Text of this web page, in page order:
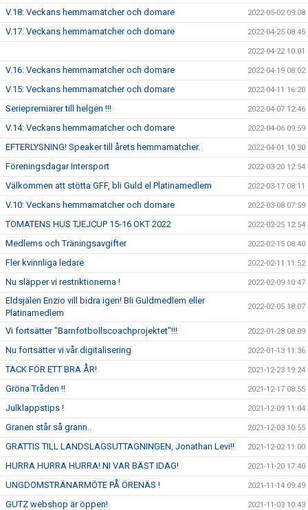
V.18: Veckans hemmamatcher och domare 2022-05-02 09:08
V.17: Veckans hemmamatcher och domare 2022-04-25 08:45
2022-04-22 10:01
V.16: Veckans hemmamatcher och domare 2022-04-19 08:02
V.15: Veckans hemmamatcher och domare 2022-04-11 16:20
Seriepremiärer till helgen !!! 2022-04-07 12:46
V.14: Veckans hemmamatcher och domare 2022-04-06 09:59
EFTERLYSNING! Speaker till årets hemmamatcher. 2022-04-01 10:30
Föreningsdagar Intersport 2022-03-20 12:54
Välkommen att stötta GFF, bli Guld el Platinamedlem 2022-03-17 08:11
V.10: Veckans hemmamatcher och domare 2022-03-08 07:59
TOMATENS HUS TJEJCUP 15-16 OKT 2022 2022-02-25 12:54
Medlems och Träningsavgifter 2022-02-15 08:40
Fler kvinnliga ledare 2022-02-11 11:52
Nu släpper vi restriktionerna ! 2022-02-09 10:47
Eldsjälen Enzio vill bidra igen! Bli Guldmedlem eller
Platinamedlem
2022-02-05 18:07
Vi fortsätter "Barnfotbollscoachprojektet"!!! 2022-01-28 08:09
Nu fortsätter vi vår digitalisering 2022-01-13 11:36
TACK FÖR ETT BRA ÅR! 2021-12-23 19:24
Gröna Tråden !! 2021-12-17 08:55
Julklappstips ! 2021-12-09 11:04
Granen står så grann.. 2021-12-03 10:55
GRATTIS TILL LANDSLAGSUTTAGNINGEN, Jonathan Levi!! 2021-12-02 11:00
HURRA HURRA HURRA! NI VAR BÄST IDAG! 2021-11-20 17:40
UNGDOMSTRÄNARMÖTE PÅ ÖRENÄS ! 2021-11-14 09:49
GUTZ webshop är öppen! 2021-11-03 10:43